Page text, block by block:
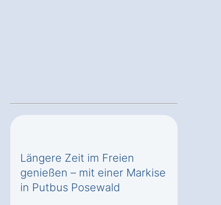
Längere Zeit im Freien
genießen – mit einer Markise
in Putbus Posewald